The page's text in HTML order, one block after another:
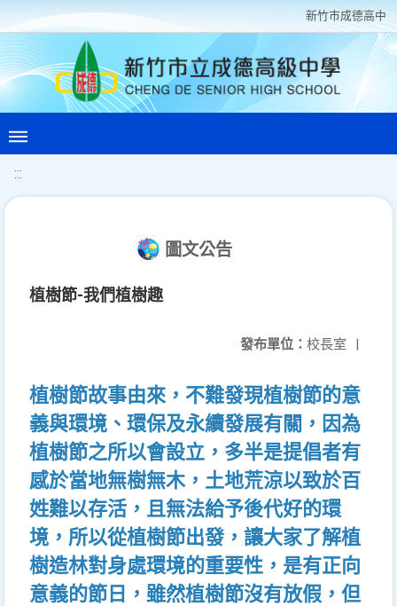
新竹巿成德高中
:::
圖文公告
植樹節-我們植樹趣
發布單位： 校長室 |
植樹節故事由來，不難發現植樹節的意
義與環境、環保及永續發展有關，因為
植樹節之所以會設立，多半是提倡者有
感於當地無樹無木，土地荒涼以致於百
姓難以存活，且無法給予後代好的環
境，所以從植樹節出發，讓大家了解植
樹造林對身處環境的重要性，是有正向
意義的節日，雖然植樹節沒有放假，但